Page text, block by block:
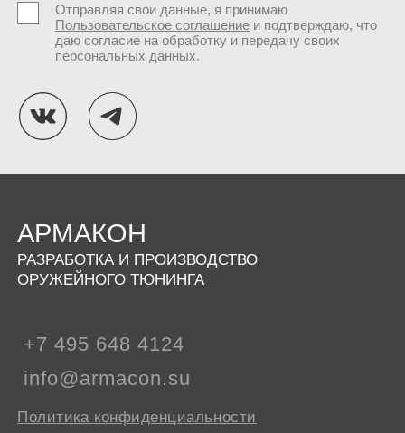
Отправляя свои данные, я принимаю
Пользовательское соглашениеи подтверждаю, что
даю согласие на обработку и передачу своих
персональных данных.
АРМАКОН
РАЗРАБОТКА И ПРОИЗВОДСТВО
ОРУЖЕЙНОГО ТЮНИНГА
+7 495 648 4124
info@armacon.su
Политика конфиденциальности